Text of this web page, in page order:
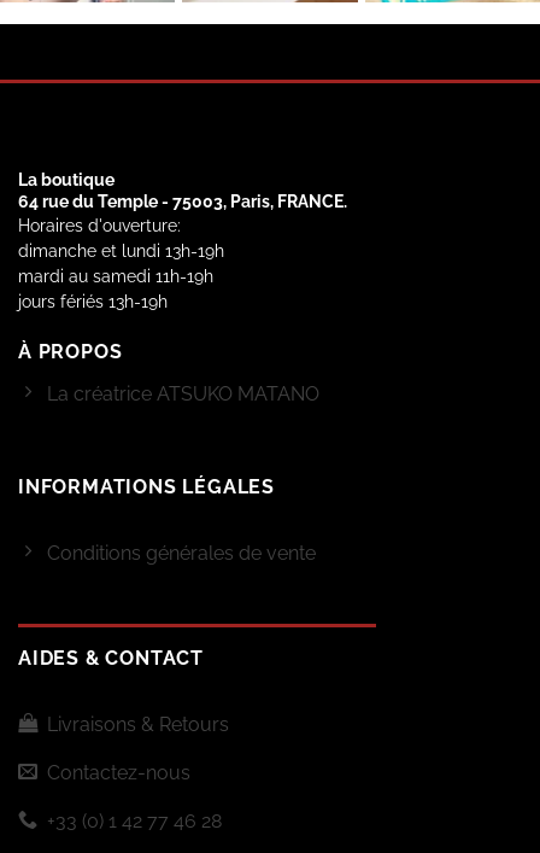
La boutique
64 rue du Temple - 75003, Paris, FRANCE.
Horaires d'ouverture:
dimanche et lundi 13h-19h
mardi au samedi 11h-19h
jours fériés 13h-19h
À PROPOS
La créatrice ATSUKO MATANO
INFORMATIONS LÉGALES
Conditions générales de vente
AIDES & CONTACT
Livraisons & Retours
Contactez-nous
+33 (0) 1 42 77 46 28